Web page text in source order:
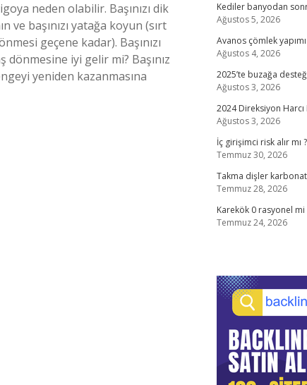
neden olabilir. Başınızı dik
başınızı yatağa koyun (sırt
geçene kadar). Başınızı
dönmesine iyi gelir mi? Başınız
yeniden kazanmasına
Kediler banyodan
Ağustos 5, 2026
Avanos çömlek
Ağustos 4, 2026
2025’te buzağa
Ağustos 3, 2026
2024 Direksiyon Harcı
Ağustos 3, 2026
İç girişimci risk alır mı ?
Temmuz 30, 2026
Takma dişler
Temmuz 28, 2026
Karekök 0 rasyonel mi
Temmuz 24, 2026